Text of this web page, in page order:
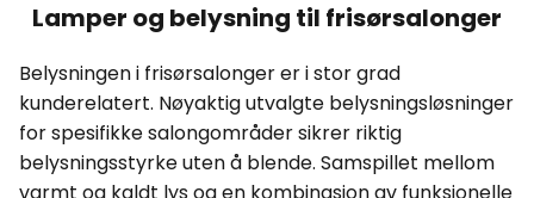
Lamper og belysning til frisørsalonger
Belysningen i frisørsalonger er i stor grad
kunderelatert. Nøyaktig utvalgte belysningsløsninger
for spesifikke salongområder sikrer riktig
belysningsstyrke uten å blende. Samspillet mellom